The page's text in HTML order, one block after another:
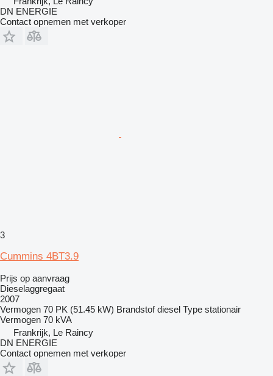
DN ENERGIE
Contact opnemen met verkoper
3
Cummins 4BT3.9
Prijs op aanvraag
Dieselaggregaat
2007
Vermogen 70 PK (51.45 kW) Brandstof diesel Type stationair
Vermogen 70 kVA
Frankrijk, Le Raincy
DN ENERGIE
Contact opnemen met verkoper